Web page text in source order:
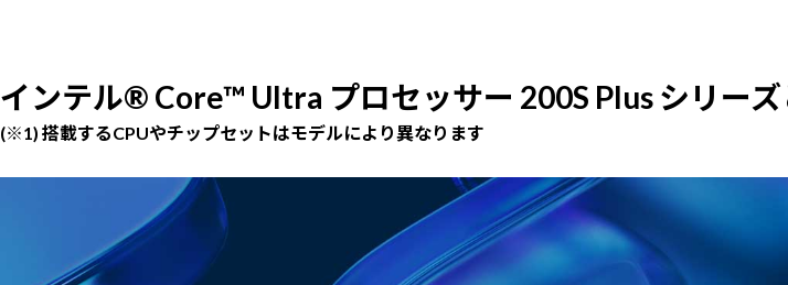
インテル® Core™ Ultra プロセッサー 200S Plus シリー
(※1) 搭載するCPUやチップセットはモデルにより異なります